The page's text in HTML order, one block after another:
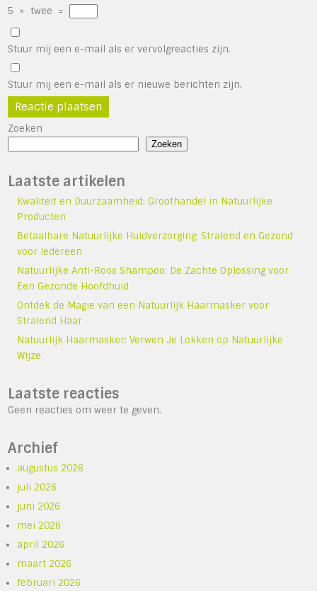
5 × twee =
Stuur mij een e-mail als er vervolgreacties zijn.
Stuur mij een e-mail als er nieuwe berichten zijn.
Zoeken
Zoeken
Laatste artikelen
Kwaliteit en Duurzaamheid: Groothandel in Natuurlijke
Producten
Betaalbare Natuurlijke Huidverzorging: Stralend en Gezond
voor Iedereen
Natuurlijke Anti-Roos Shampoo: De Zachte Oplossing voor
Een Gezonde Hoofdhuid
Ontdek de Magie van een Natuurlijk Haarmasker voor
Stralend Haar
Natuurlijk Haarmasker: Verwen Je Lokken op Natuurlijke
Wijze
Laatste reacties
Geen reacties om weer te geven.
Archief
augustus 2026
juli 2026
juni 2026
mei 2026
april 2026
maart 2026
februari 2026